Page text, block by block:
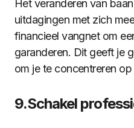
Het veranderen van
uitdagingen met zich
financieel vangnet om
garanderen. Dit geeft je
om je te concentreren
9.Schakel